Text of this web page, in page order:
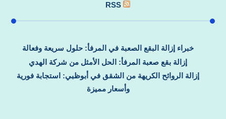
RSS
خبراء إزالة البقع الصعبة في المرفأ: حلول سريعة وفعالة
إزالة بقع صعبة المرفأ: الحل الأمثل من شركة الهدي
إزالة الروائح الكريهة من الشقق في أبوظبي: استجابة فورية
وأسعار مميزة